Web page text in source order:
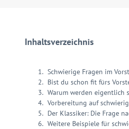
Inhaltsverzeichnis
Schwierige Fragen im
Bist du schon fit fürs
Warum werden eigentlich
Vorbereitung auf
Der Klassiker: Die Frage
Weitere Beispiele für